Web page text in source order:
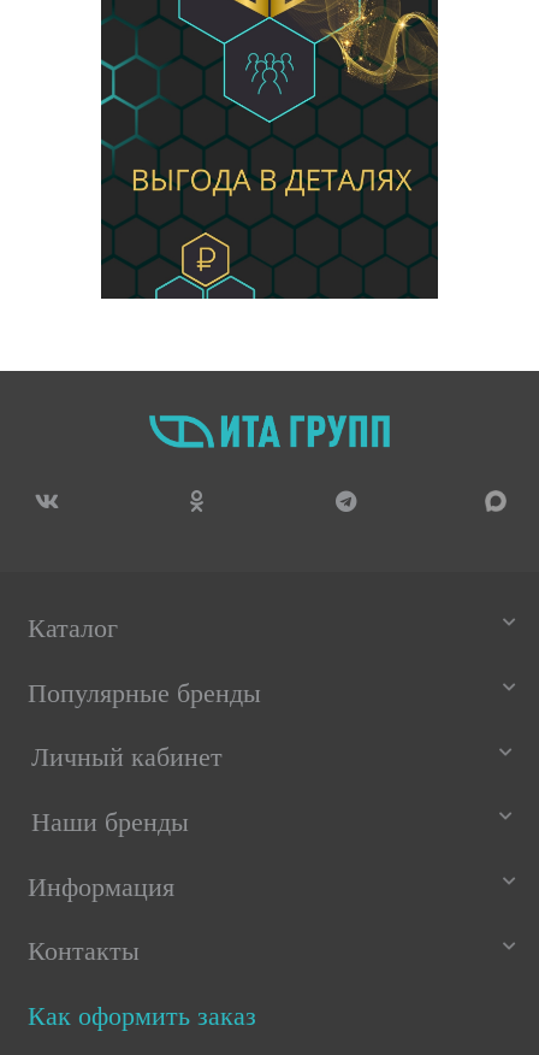
Каталог
Популярные бренды
Личный кабинет
Наши бренды
Информация
Контакты
Как оформить заказ